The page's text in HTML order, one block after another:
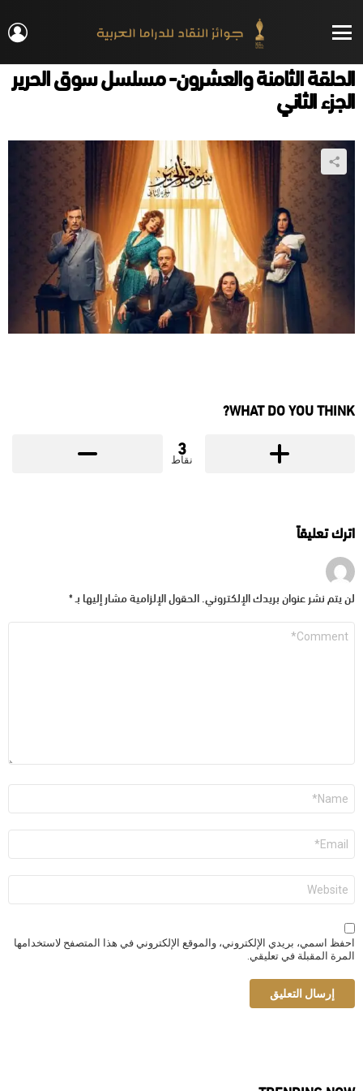
الحلقة الثامنة والعشرون- مسلسل سوق الحرير
الجزء الثاني
WHAT DO YOU THINK?
3
نقاط
اترك تعليقاً
لن يتم نشر عنوان بريدك الإلكتروني.الحقول الإلزامية مشار إليها بـ*
البريد
الإلكتروني
*
الموقع
الإلكتروني
احفظ اسمي، بريدي الإلكتروني، والموقع الإلكتروني في هذا المتصفح لاستخدامها
المرة المقبلة في تعليقي.